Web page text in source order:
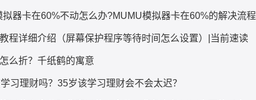
拟器卡在60%不动怎么办?MUMU模拟器卡在60%的解决流程
程详细介绍（屏幕保护程序等待时间怎么设置）|当前速读
么折？千纸鹤的寓意
习理财吗？35岁该学习理财会不会太迟？